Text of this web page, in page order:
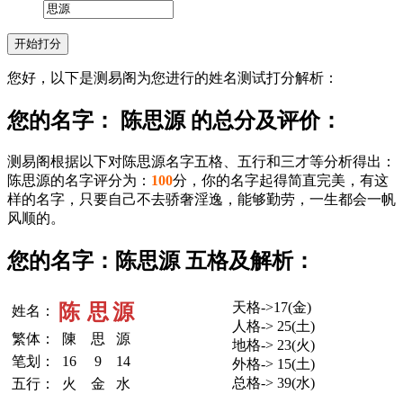
您好，以下是测易阁为您进行的姓名测试打分解析：
您的名字： 陈思源 的总分及评价：
测易阁根据以下对陈思源名字五格、五行和三才等分析得出：
陈思源的名字评分为： 100分，你的名字起得简直完美，有这
样的名字，只要自己不去骄奢淫逸，能够勤劳，一生都会一帆
风顺的。
您的名字：陈思源 五格及解析：
姓名： 陈 思源
繁体： 陳 思
源
笔划：
16 9
14
五行：
火 金 水
天格->17(金)
人格-> 25(土)
地格-> 23(火)
外格-> 15(土)
总格-> 39(水)